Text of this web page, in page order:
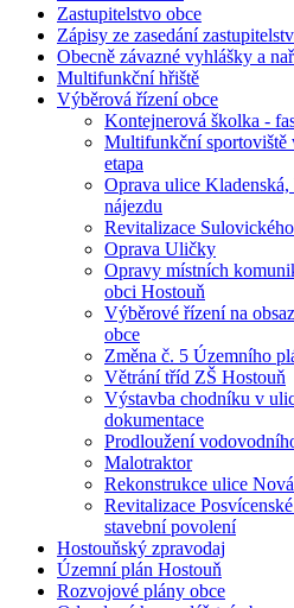
Zastupitelstvo obce
Zápisy ze zasedání
Obecně závazné vyhlášky a
Multifunkční hřiště
Výběrová řízení obce
Kontejnerová školka -
Multifunkční sportoviště
etapa
Oprava ulice
nájezdu
Revitalizace
Oprava Uličky
Opravy místních
obci Hostouň
Výběrové řízení na
obce
Změna č. 5 Územního
Větrání tříd ZŠ Hostouň
Výstavba chodníku v
dokumentace
Prodloužení
Malotraktor
Rekonstrukce ulice
Revitalizace
stavební povolení
Hostouňský zpravodaj
Územní plán Hostouň
Rozvojové plány obce